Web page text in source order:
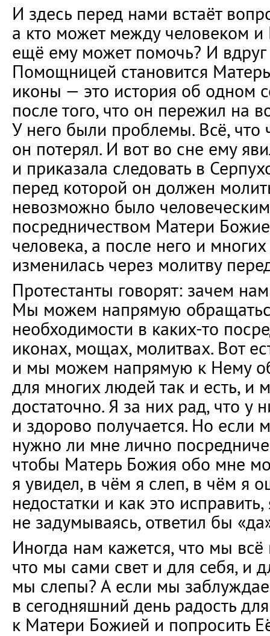
И здесь перед нами встаёт
а кто может между человеком
ещё ему может помочь? И
Помощницей становится
иконы — это история об одном
после того, что он пережил на
У него были проблемы. Всё, что
он потерял. И вот во сне ему
и приказала следовать в
перед которой он должен
невозможно было
посредничеством Матери
человека, а после него и
изменилась через молитву
Протестанты говорят: зачем
Мы можем напрямую
необходимости в каких-то
иконах, мощах, молитвах. Вот
и мы можем напрямую к Нему
для многих людей так и есть, и
достаточно. Я за них рад, что у
и здорово получается. Но если
нужно ли мне лично
чтобы Матерь Божия обо мне
я увидел, в чём я слеп, в чём я
недостатки и как это
не задумываясь, ответил бы
Иногда нам кажется, что мы
что мы сами свет и для себя, и
мы слепы? А если мы
в сегодняшний день радость
к Матери Божией и попросить